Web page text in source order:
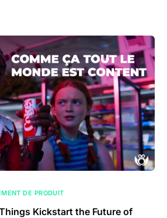
DE PRODUIT
Kickstart the Future of